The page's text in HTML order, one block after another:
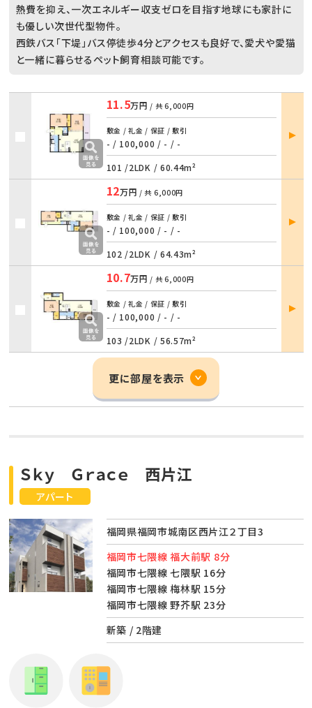
熱費を抑え、一次エネルギー収支ゼロを目指す地球にも家計に
も優しい次世代型物件。
西鉄バス「下堤」バス停徒歩4分とアクセスも良好で、愛犬や愛猫
と一緒に暮らせるペット飼育相談可能です。
11.5万円 / 共6,000円
敷金 / 礼金 / 保証 / 敷引
- / 100,000 / - / -
101 /2LDK / 60.44m²
部屋
詳細
12万円 / 共 6,000円
敷金 / 礼金 / 保証 / 敷引
- / 100,000 / - / -
102 /2LDK / 64.43m²
部屋
詳細
10.7万円 / 共6,000円
敷金 / 礼金 / 保証 / 敷引
- / 100,000 / - / -
103 /2LDK / 56.57m²
部屋
詳細
更に部屋を表示
アパート
Ｓｋｙ Ｇｒａｃｅ 西片江
福岡県福岡市城南区西片江２丁目3
福岡市七隈線 福大前駅 8分
福岡市七隈線 七隈駅 16分
福岡市七隈線 梅林駅 15分
福岡市七隈線 野芥駅 23分
新築 / 2階建